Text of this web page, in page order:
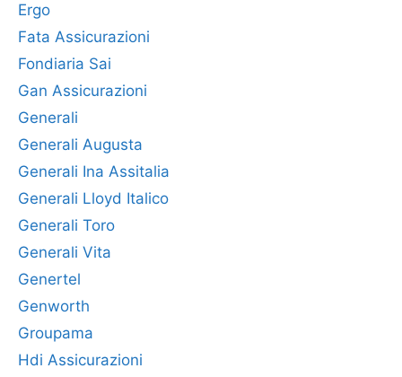
Ergo
Fata Assicurazioni
Fondiaria Sai
Gan Assicurazioni
Generali
Generali Augusta
Generali Ina Assitalia
Generali Lloyd Italico
Generali Toro
Generali Vita
Genertel
Genworth
Groupama
Hdi Assicurazioni